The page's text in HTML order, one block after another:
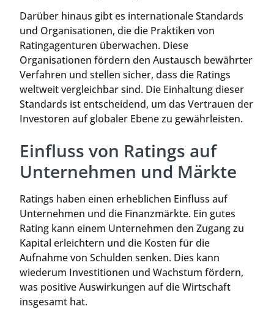
Darüber hinaus gibt es internationale Standards
und Organisationen, die die Praktiken von
Ratingagenturen überwachen. Diese
Organisationen fördern den Austausch bewährter
Verfahren und stellen sicher, dass die Ratings
weltweit vergleichbar sind. Die Einhaltung dieser
Standards ist entscheidend, um das Vertrauen der
Investoren auf globaler Ebene zu gewährleisten.
Einfluss von Ratings auf
Unternehmen und Märkte
Ratings haben einen erheblichen Einfluss auf
Unternehmen und die Finanzmärkte. Ein gutes
Rating kann einem Unternehmen den Zugang zu
Kapital erleichtern und die Kosten für die
Aufnahme von Schulden senken. Dies kann
wiederum Investitionen und Wachstum fördern,
was positive Auswirkungen auf die Wirtschaft
insgesamt hat.